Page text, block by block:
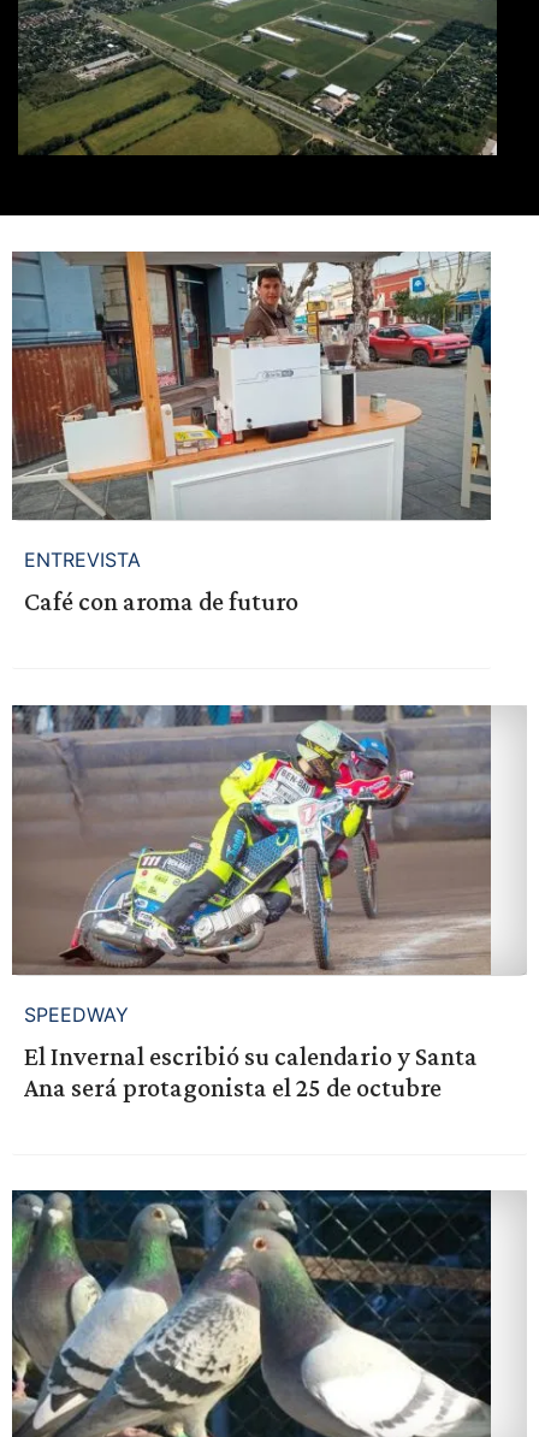
ENTREVISTA
Café con aroma de futuro
SPEEDWAY
El Invernal escribió su calendario y Santa
Ana será protagonista el 25 de octubre